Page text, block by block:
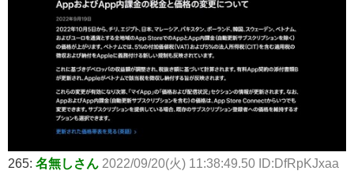
265: 名無しさん 2022/09/20(火) 11:38:49.50 ID:DfRpKJxaa